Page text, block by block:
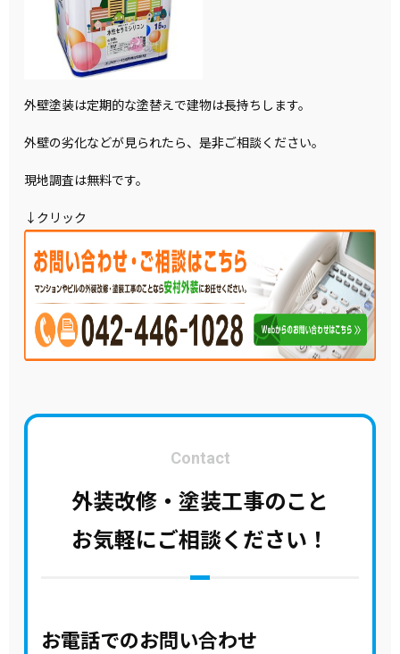
外壁塗装は定期的な塗替えで建物は長持ちします。
外壁の劣化などが見られたら、是非ご相談ください。
現地調査は無料です。
↓クリック
Contact
外装改修・塗装工事のこと
お気軽にご相談ください！
お電話でのお問い合わせ